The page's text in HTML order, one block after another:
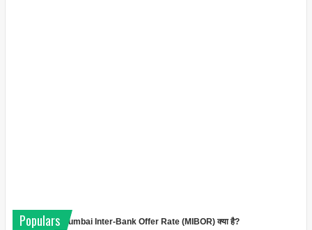
Populars
Mumbai Inter-Bank Offer Rate (MIBOR) क्या है?